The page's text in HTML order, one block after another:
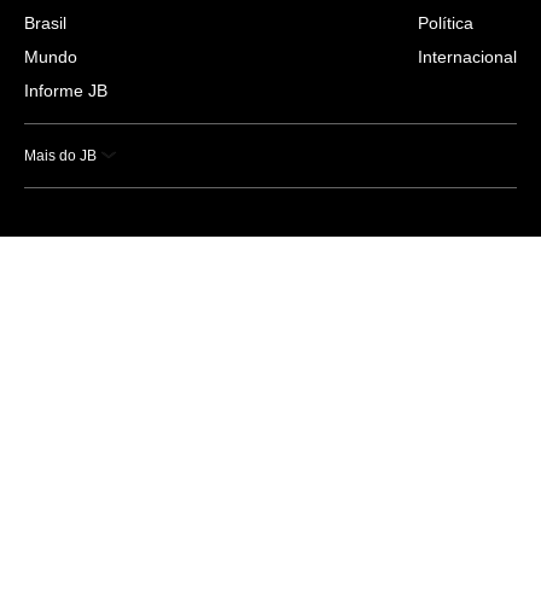
Brasil
Mundo
Informe JB
Política
Internacional
Mais do JB
Esportes